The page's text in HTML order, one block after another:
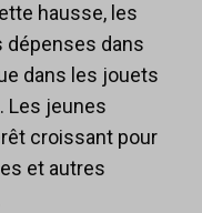
hausse, les
dépenses dans
dans les jouets
Les jeunes
croissant pour
et autres